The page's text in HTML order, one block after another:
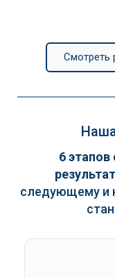
Смотреть
6
следующему и